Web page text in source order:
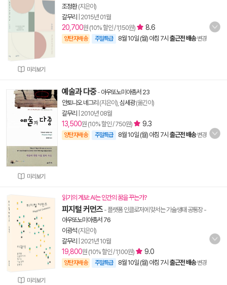
미리보기
조정환(지은이)
갈무리
2015년 01월
20,700원 (10% 할인 / 1,150원) 8.6
양탄자배송 주말특급 8월 10일 (월) 아침 7시 출근전 배송 변경
미리보기
예술과 다중- 아우또노미아총서 23
안토니오 네그리 (지은이), 심세광(옮긴이)
갈무리
2010년 08월
13,500원 (10% 할인 / 750원) 9.3
양탄자배송 주말특급 8월 10일 (월) 아침 7시 출근전 배송 변경
미리보기
읽기의 계보: AI는 인간의 꿈을 꾸는가?
피지털 커먼즈 - 플랫폼 인클로저에 맞서는 기술생태 공통장-
아우또노미아총서 76
이광석 (지은이)
갈무리
2021년 10월
19,800원 (10% 할인 / 1,100원) 9.0
양탄자배송 주말특급 8월 10일 (월) 아침 7시 출근전 배송 변경